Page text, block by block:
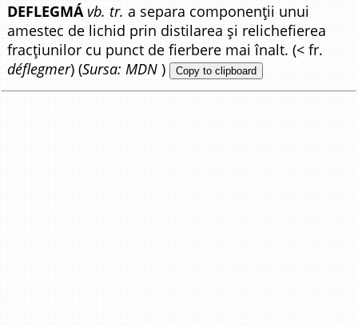
DEFLEGMÁ vb. tr. a separa componenții unui
amestec de lichid prin distilarea și relichefierea
fracțiunilor cu punct de fierbere mai înalt. (< fr.
déflegmer) (Sursa: MDN ) Copy to clipboard